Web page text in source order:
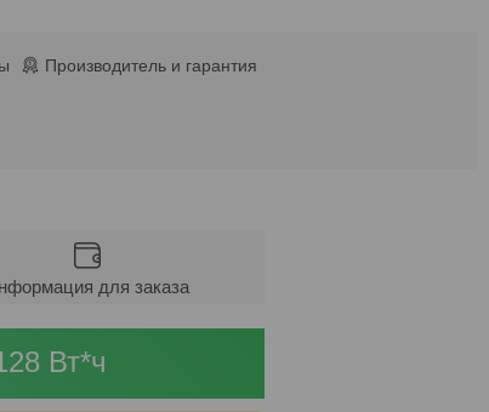
Производитель и гарантия
для заказа
Вт*ч